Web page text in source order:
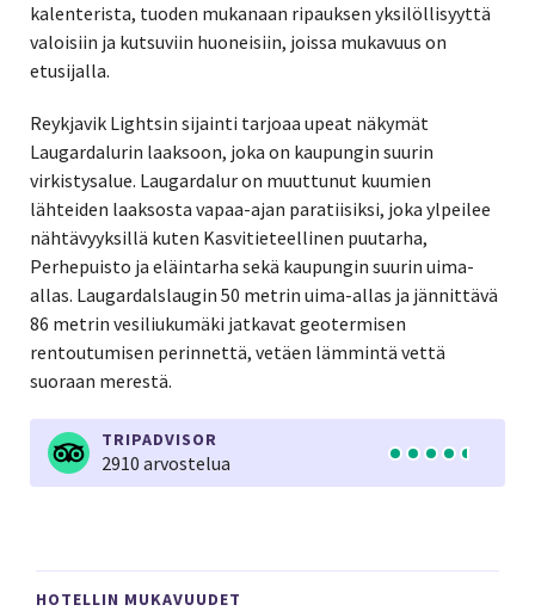
kalenterista, tuoden mukanaan ripauksen yksilöllisyyttä
valoisiin ja kutsuviin huoneisiin, joissa mukavuus on
etusijalla.
Reykjavik Lightsin sijainti tarjoaa upeat näkymät
Laugardalurin laaksoon, joka on kaupungin suurin
virkistysalue. Laugardalur on muuttunut kuumien
lähteiden laaksosta vapaa-ajan paratiisiksi, joka ylpeilee
nähtävyyksillä kuten Kasvitieteellinen puutarha,
Perhepuisto ja eläintarha sekä kaupungin suurin uima-
allas. Laugardalslaugin 50 metrin uima-allas ja jännittävä
86 metrin vesiliukumäki jatkavat geotermisen
rentoutumisen perinnettä, vetäen lämmintä vettä
suoraan merestä.
TRIPADVISOR
2910 arvostelua
HOTELLIN MUKAVUUDET